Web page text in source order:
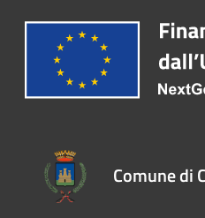
Comune di